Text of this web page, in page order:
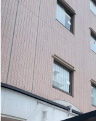
c
e